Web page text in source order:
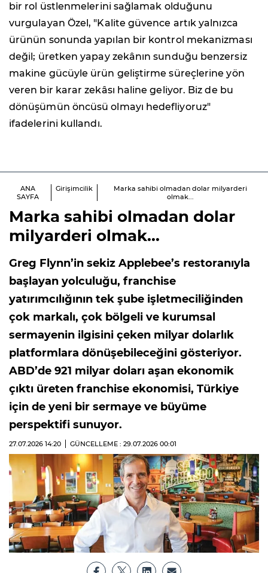
bir rol üstlenmelerini sağlamak olduğunu
vurgulayan Özel, "Kalite güvence artık yalnızca
ürünün sonunda yapılan bir kontrol mekanizması
değil; üretken yapay zekânın sunduğu benzersiz
makine gücüyle ürün geliştirme süreçlerine yön
veren bir karar zekâsı haline geliyor. Biz de bu
dönüşümün öncüsü olmayı hedefliyoruz"
ifadelerini kullandı.
ANA
SAYFA
Girişimcilik
Marka sahibi olmadan dolar milyarderi
olmak...
Marka sahibi olmadan dolar
milyarderi olmak...
Greg Flynn’in sekiz Applebee’s restoranıyla
başlayan yolculuğu, franchise
yatırımcılığının tek şube işletmeciliğinden
çok markalı, çok bölgeli ve kurumsal
sermayenin ilgisini çeken milyar dolarlık
platformlara dönüşebileceğini gösteriyor.
ABD’de 921 milyar doları aşan ekonomik
çıktı üreten franchise ekonomisi, Türkiye
için de yeni bir sermaye ve büyüme
perspektifi sunuyor.
27.07.2026 14:20 GÜNCELLEME : 29.07.2026 00:01